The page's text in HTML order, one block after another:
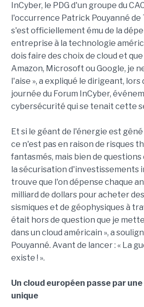
InCyber, le PDG d'un groupe du
l'occurrence Patrick Pouyanné de
s'est officiellement ému de la
entreprise à la technologie
dois faire des choix de cloud et
Amazon, Microsoft ou Google, je
l'aise », a expliqué le dirigeant,
journée du Forum InCyber,
cybersécurité qui se tenait cette
Et si le géant de l'énergie est
ce n'est pas en raison de risques
fantasmés, mais bien de
la sécurisation d'investissements
trouve que l'on dépense chaque
milliard de dollars pour acheter
sismiques et de géophysiques à
était hors de question que je
dans un cloud américain », a
Pouyanné. Avant de lancer : « La
existe ! ».
Un cloud européen passe par
unique